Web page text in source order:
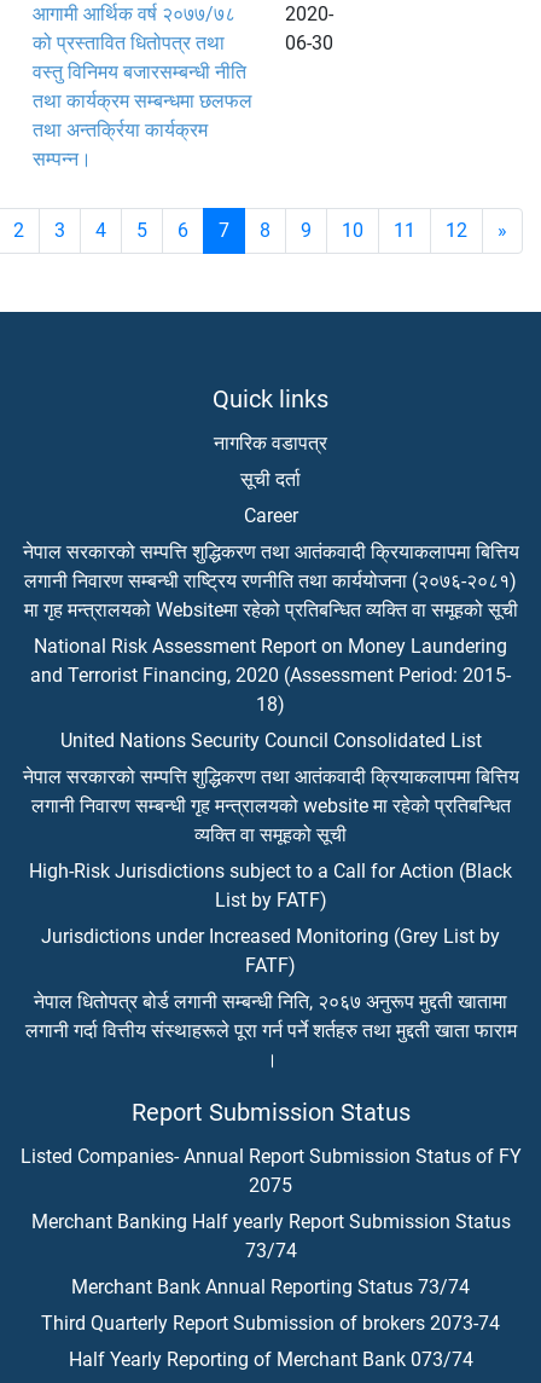
आगामी आर्थिक वर्ष २०७७/७८
को प्रस्तावित धितोपत्र तथा
वस्तु विनिमय बजारसम्बन्धी नीति
तथा कार्यक्रम सम्बन्धमा छलफल
तथा अन्तर्क्रिया कार्यक्रम
सम्पन्न।
2020-
06-30
2 3 4 5 6 7 8 9 10 11 12 »
Quick links
नागरिक वडापत्र
सूची दर्ता
Career
नेपाल सरकारको सम्पत्ति शुद्धिकरण तथा आतंकवादी क्रियाकलापमा बित्तिय
लगानी निवारण सम्बन्धी राष्ट्रिय रणनीति तथा कार्ययोजना (२०७६-२०८१)
मा गृह मन्त्रालयको Websiteमा रहेको प्रतिबन्धित व्यक्ति वा समूहको सूची
National Risk Assessment Report on Money Laundering
and Terrorist Financing, 2020 (Assessment Period: 2015-
18)
United Nations Security Council Consolidated List
नेपाल सरकारको सम्पत्ति शुद्धिकरण तथा आतंकवादी क्रियाकलापमा बित्तिय
लगानी निवारण सम्बन्धी गृह मन्त्रालयको website मा रहेको प्रतिबन्धित
व्यक्ति वा समूहको सूची
High-Risk Jurisdictions subject to a Call for Action (Black
List by FATF)
Jurisdictions under Increased Monitoring (Grey List by
FATF)
नेपाल धितोपत्र बोर्ड लगानी सम्बन्धी निति, २०६७ अनुरूप मुद्दती खातामा
लगानी गर्दा वित्तीय संस्थाहरूले पूरा गर्न पर्ने शर्तहरु तथा मुद्दती खाता फाराम
।
Report Submission Status
Listed Companies- Annual Report Submission Status of FY
2075
Merchant Banking Half yearly Report Submission Status
73/74
Merchant Bank Annual Reporting Status 73/74
Third Quarterly Report Submission of brokers 2073-74
Half Yearly Reporting of Merchant Bank 073/74